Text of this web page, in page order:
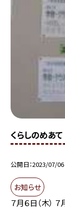
くらしのめあて
公開日 2023/07/06
お知らせ
７月６日（木）